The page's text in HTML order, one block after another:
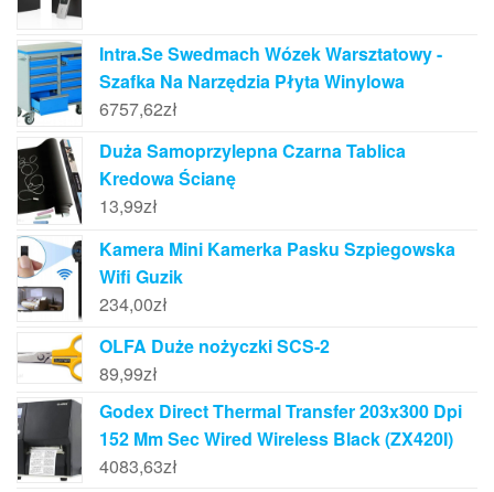
Intra.Se Swedmach Wózek Warsztatowy -
Szafka Na Narzędzia Płyta Winylowa
6757,62zł
Duża Samoprzylepna Czarna Tablica
Kredowa Ścianę
13,99zł
Kamera Mini Kamerka Pasku Szpiegowska
Wifi Guzik
234,00zł
OLFA Duże nożyczki SCS-2
89,99zł
Godex Direct Thermal Transfer 203x300 Dpi
152 Mm Sec Wired Wireless Black (ZX420I)
4083,63zł